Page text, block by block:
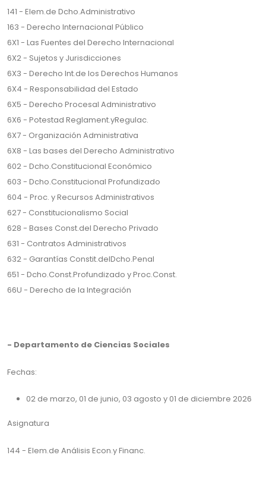
141 - Elem.de Dcho.Administrativo
163 - Derecho Internacional Público
6X1 - Las Fuentes del Derecho Internacional
6X2 - Sujetos y Jurisdicciones
6X3 - Derecho Int.de los Derechos Humanos
6X4 - Responsabilidad del Estado
6X5 - Derecho Procesal Administrativo
6X6 - Potestad Reglament.yRegulac.
6X7 - Organización Administrativa
6X8 - Las bases del Derecho Administrativo
602 - Dcho.Constitucional Económico
603 - Dcho.Constitucional Profundizado
604 - Proc. y Recursos Administrativos
627 - Constitucionalismo Social
628 - Bases Const.del Derecho Privado
631 - Contratos Administrativos
632 - Garantías Constit.delDcho.Penal
651 - Dcho.Const.Profundizado y Proc.Const.
66U - Derecho de la Integración
- Departamento de Ciencias Sociales
Fechas:
02 de marzo, 01 de junio, 03 agosto y 01 de diciembre 2026
Asignatura
144 - Elem.de Análisis Econ.y Financ.